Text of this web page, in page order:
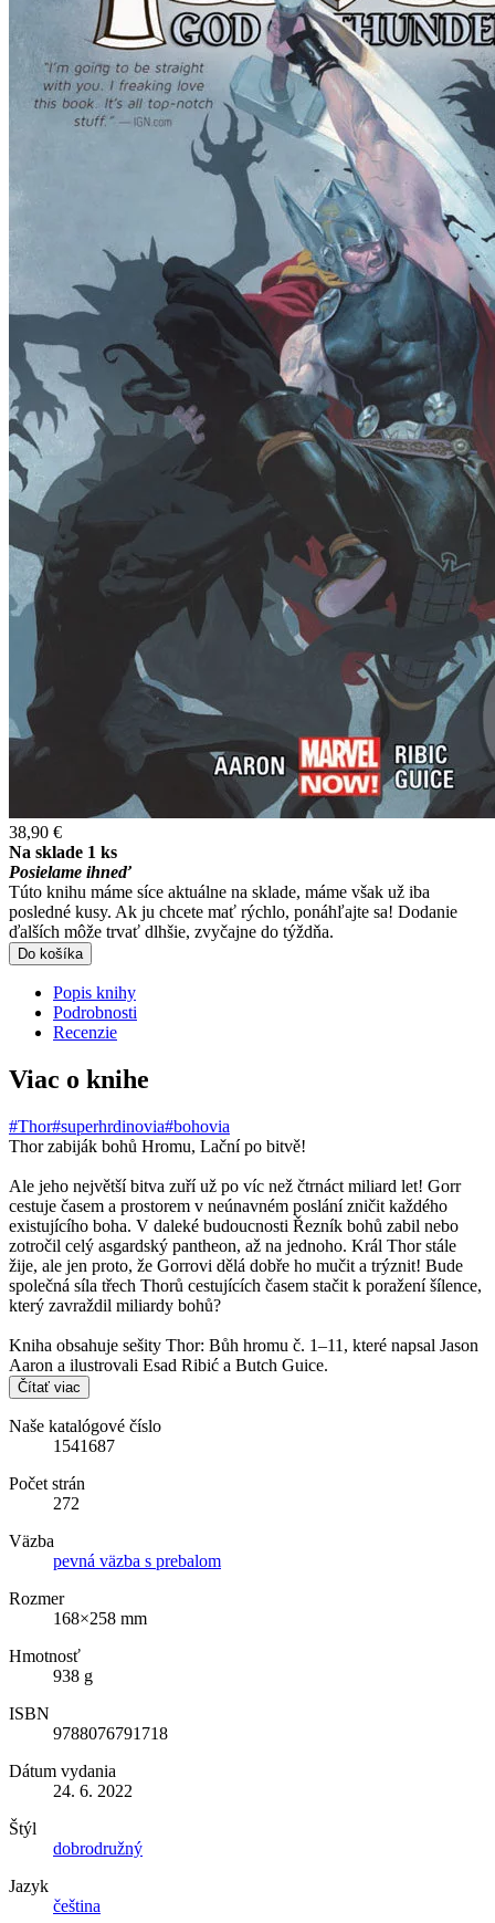
38,90 €
Na sklade 1 ks
Posielame ihneď
Túto knihu máme síce aktuálne na sklade, máme však už iba
posledné kusy. Ak ju chcete mať rýchlo, ponáhľajte sa! Dodanie
ďalších môže trvať dlhšie, zvyčajne do týždňa.
Do košíka
Popis knihy
Podrobnosti
Recenzie
Viac o knihe
#Thor#superhrdinovia#bohovia
Thor zabiják bohů Hromu, Lační po bitvě!
Ale jeho největší bitva zuří už po víc než čtrnáct miliard let! Gorr
cestuje časem a prostorem v neúnavném poslání zničit každého
existujícího boha. V daleké budoucnosti Řezník bohů zabil nebo
zotročil celý asgardský pantheon, až na jednoho. Král Thor stále
žije, ale jen proto, že Gorrovi dělá dobře ho mučit a trýznit! Bude
společná síla třech Thorů cestujících časem stačit k poražení šílence,
který zavraždil miliardy bohů?
Kniha obsahuje sešity Thor: Bůh hromu č. 1–11, které napsal Jason
Aaron a ilustrovali Esad Ribić a Butch Guice.
Čítať viac
Naše katalógové číslo
1541687
Počet strán
272
Väzba
pevná väzba s prebalom
Rozmer
168×258 mm
Hmotnosť
938 g
ISBN
9788076791718
Dátum vydania
24. 6. 2022
Štýl
dobrodružný
Jazyk
čeština